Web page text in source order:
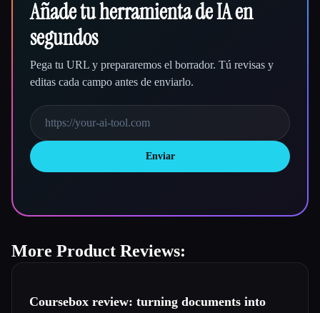
Añade tu herramienta de IA en
segundos
Pega tu URL y prepararemos el borrador. Tú revisas y
editas cada campo antes de enviarlo.
Enviar
More Product Reviews:
Coursebox review: turning documents into